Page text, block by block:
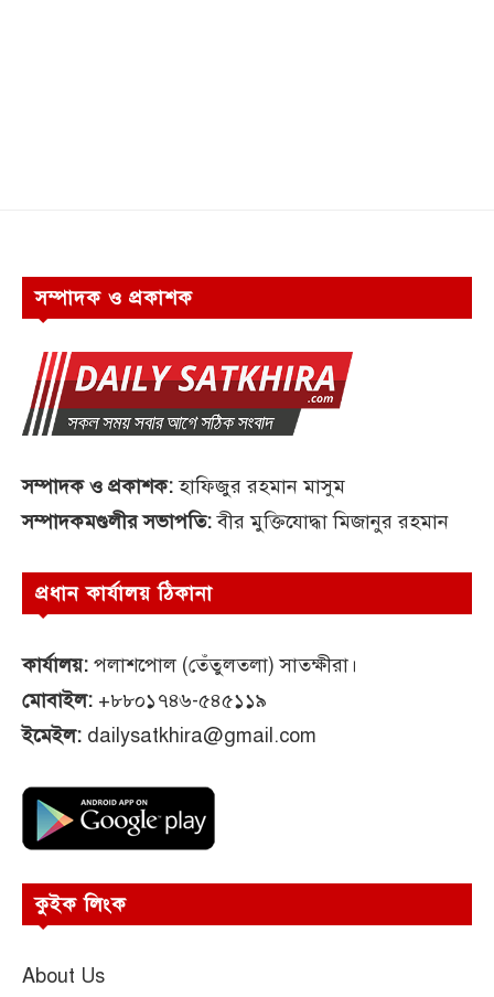
সম্পাদক ও প্রকাশক
সম্পাদক ও প্রকাশক:হাফিজুর রহমান মাসুম
সম্পাদকমণ্ডলীর সভাপতি:বীর মুক্তিযোদ্ধা মিজানুর রহমান
প্রধান কার্যালয় ঠিকানা
কার্যালয়: পলাশপোল (তেঁতুলতলা) সাতক্ষীরা।
মোবাইল: +৮৮০১৭৪৬-৫৪৫১১৯
ইমেইল: dailysatkhira@gmail.com
কুইক লিংক
About Us